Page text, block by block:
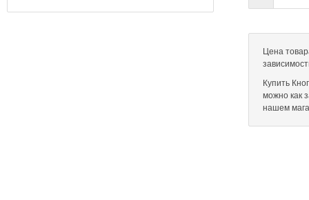
Цена
Купить
можно как
нашем